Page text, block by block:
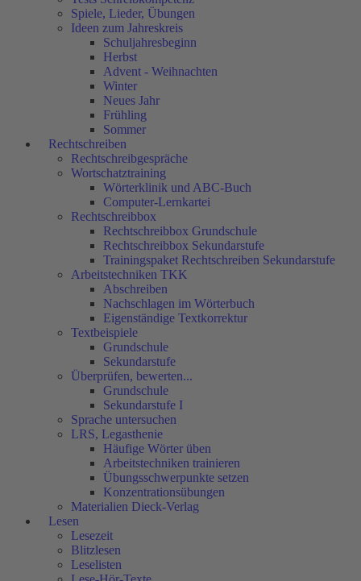
Spiele, Lieder, Übungen
Ideen zum Jahreskreis
Schuljahresbeginn
Herbst
Advent - Weihnachten
Winter
Neues Jahr
Frühling
Sommer
Rechtschreiben
Rechtschreibgespräche
Wortschatztraining
Wörterklinik und ABC-Buch
Computer-Lernkartei
Rechtschreibbox
Rechtschreibbox Grundschule
Rechtschreibbox Sekundarstufe
Trainingspaket Rechtschreiben Sekundarstufe
Arbeitstechniken TKK
Abschreiben
Nachschlagen im Wörterbuch
Eigenständige Textkorrektur
Textbeispiele
Grundschule
Sekundarstufe
Überprüfen, bewerten...
Grundschule
Sekundarstufe I
Sprache untersuchen
LRS, Legasthenie
Häufige Wörter üben
Arbeitstechniken trainieren
Übungsschwerpunkte setzen
Konzentrationsübungen
Materialien Dieck-Verlag
Lesen
Lesezeit
Blitzlesen
Leselisten